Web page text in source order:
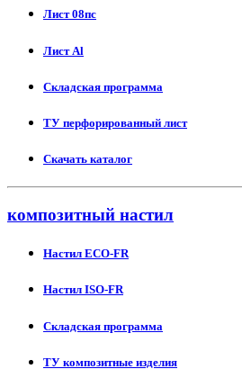
Лист 08пс
Лист Al
Складская программа
ТУ перфорированный лист
Скачать каталог
композитный настил
Настил ECO-FR
Настил ISO-FR
Складская программа
ТУ композитные изделия